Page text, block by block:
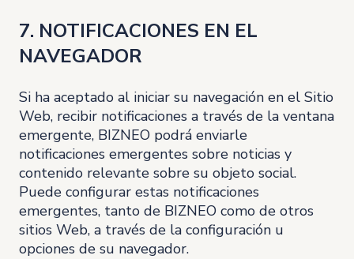
7. NOTIFICACIONES EN EL
NAVEGADOR
Si ha aceptado al iniciar su navegación en el Sitio
Web, recibir notificaciones a través de la ventana
emergente, BIZNEO podrá enviarle
notificaciones emergentes sobre noticias y
contenido relevante sobre su objeto social.
Puede configurar estas notificaciones
emergentes, tanto de BIZNEO como de otros
sitios Web, a través de la configuración u
opciones de su navegador.